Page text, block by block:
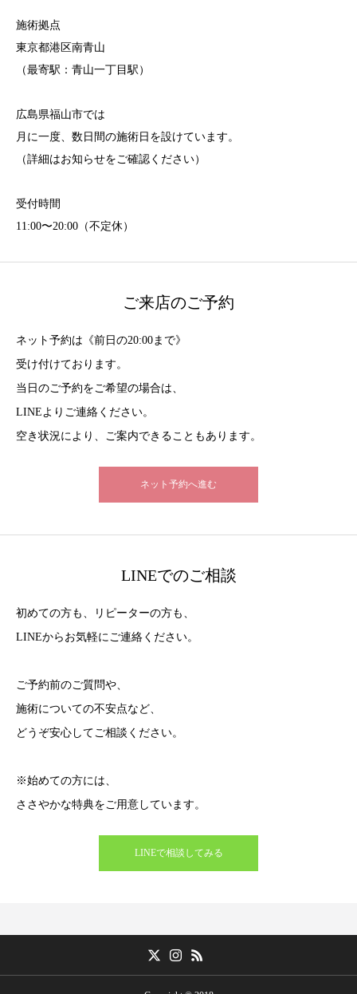
施術拠点
東京都港区南青山
（最寄駅：青山一丁目駅）
広島県福山市では
月に一度、数日間の施術日を設けています。
（詳細はお知らせをご確認ください）
受付時間
11:00〜20:00（不定休）
ご来店のご予約
ネット予約は《前日の20:00まで》
受け付けております。
当日のご予約をご希望の場合は、
LINEよりご連絡ください。
空き状況により、ご案内できることもあります。
ネット予約へ進む
LINEでのご相談
初めての方も、リピーターの方も、
LINEからお気軽にご連絡ください。
ご予約前のご質問や、
施術についての不安点など、
どうぞ安心してご相談ください。
※始めての方には、
ささやかな特典をご用意しています。
LINEで相談してみる